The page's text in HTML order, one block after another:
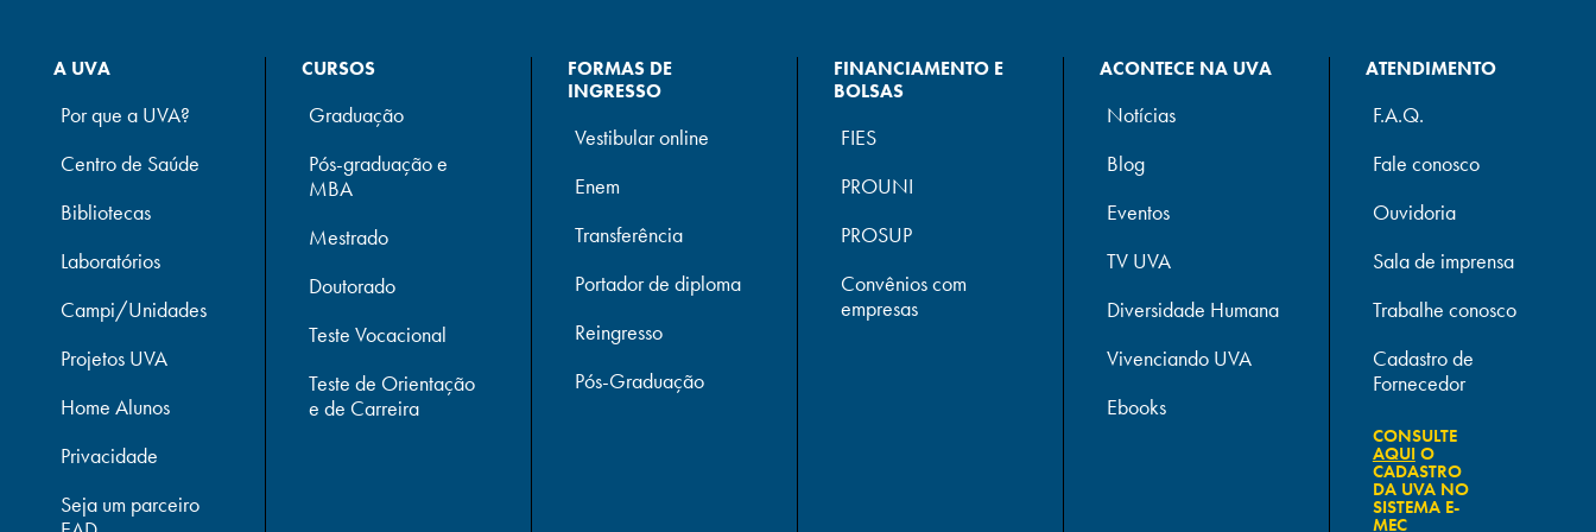
A UVA
Por que a UVA?
Centro de Saúde
Bibliotecas
Laboratórios
Campi/Unidades
Projetos UVA
Home Alunos
Privacidade
Seja um parceiro
CURSOS
Graduação
Pós-graduação e
MBA
Mestrado
Doutorado
Teste Vocacional
Teste de Orientação
e de Carreira
FORMAS DE
INGRESSO
Vestibular online
Enem
Transferência
Portador de diploma
Reingresso
Pós-Graduação
FINANCIAMENTO E
BOLSAS
FIES
PROUNI
PROSUP
Convênios com
empresas
ACONTECE NA UVA
Notícias
Blog
Eventos
TV UVA
Diversidade Humana
Vivenciando UVA
Ebooks
ATENDIMENTO
F.A.Q.
Fale conosco
Ouvidoria
Sala de imprensa
Trabalhe conosco
Cadastro de
Fornecedor
CONSULTE
AQUIO
CADASTRO
DA UVA NO
SISTEMA E-
MEC